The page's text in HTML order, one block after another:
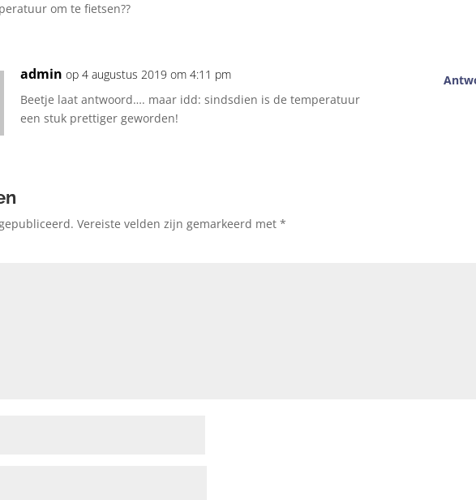
om te fietsen??
admin op 4 augustus 2019 om 4:11 pm
Beetje laat antwoord…. maar idd: sindsdien is de temperatuur
een stuk prettiger geworden!
Vereiste velden zijn gemarkeerd met*